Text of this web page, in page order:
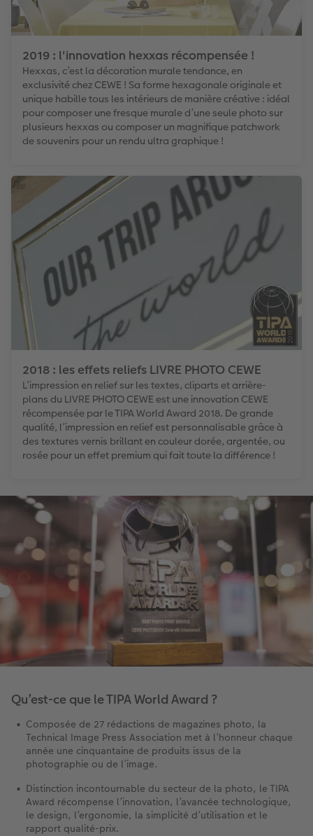
2019 : l'innovation hexxas récompensée !
Hexxas, c’est la décoration murale tendance, en
exclusivité chez CEWE ! Sa forme hexagonale originale et
unique habille tous les intérieurs de manière créative : idéal
pour composer une fresque murale d’une seule photo sur
plusieurs hexxas ou composer un magnifique patchwork
de souvenirs pour un rendu ultra graphique !
2018 : les effets reliefs LIVRE PHOTO CEWE
L’impression en relief sur les textes, cliparts et arrière-
plans du LIVRE PHOTO CEWE est une innovation CEWE
récompensée par le TIPA World Award 2018. De grande
qualité, l’impression en relief est personnalisable grâce à
des textures vernis brillant en couleur dorée, argentée, ou
rosée pour un effet premium qui fait toute la différence !
Qu’est-ce que le TIPA World Award ?
Composée de 27 rédactions de magazines photo, la
Technical Image Press Association met à l’honneur chaque
année une cinquantaine de produits issus de la
photographie ou de l’image.
Distinction incontournable du secteur de la photo, le TIPA
Award récompense l’innovation, l’avancée technologique,
le design, l’ergonomie, la simplicité d’utilisation et le
rapport qualité-prix.